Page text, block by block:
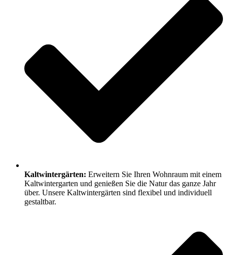
Kaltwintergärten: Erweitern Sie Ihren Wohnraum mit einem
Kaltwintergarten und genießen Sie die Natur das ganze Jahr
über. Unsere Kaltwintergärten sind flexibel und individuell
gestaltbar.